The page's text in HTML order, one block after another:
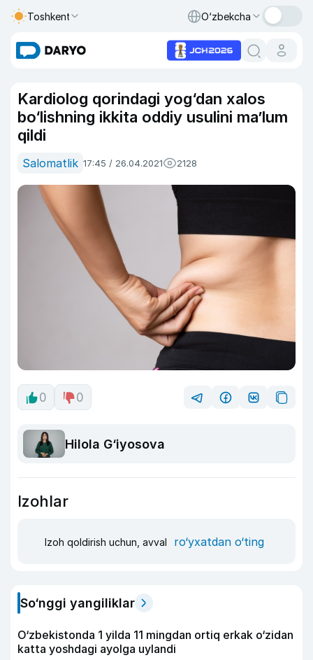
Toshkent O‘zbekcha
Kardiolog qorindagi yog‘dan xalos
bo‘lishning ikkita oddiy usulini ma’lum
qildi
Salomatlik 17:45 / 26.04.2021 2128
0 0
Hilola G‘iyosova
Izohlar
Izoh qoldirish uchun, avval ro‘yxatdan o‘ting
So‘nggi yangiliklar
O‘zbekistonda 1 yilda 11 mingdan ortiq erkak o‘zidan
katta yoshdagi ayolga uylandi